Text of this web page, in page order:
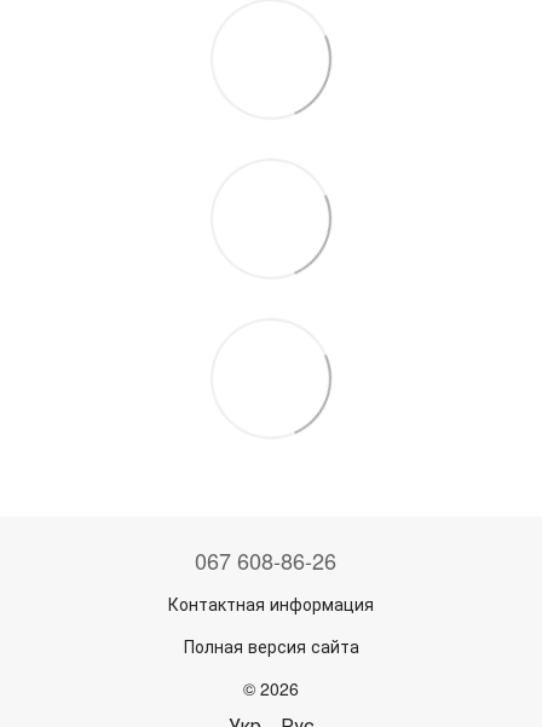
067 608-86-26
Контактная информация
Полная версия сайта
© 2026